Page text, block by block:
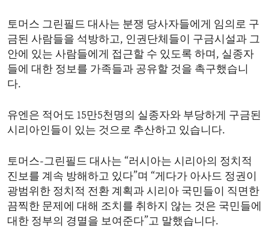
토머스 그린필드 대사는 분쟁 당사자들에게 임의로 구
금된 사람들을 석방하고, 인권단체들이 구금시설과 그
안에 있는 사람들에게 접근할 수 있도록 하며, 실종자
들에 대한 정보를 가족들과 공유할 것을 촉구했습니
다.
유엔은 적어도 15만5천명의 실종자와 부당하게 구금된
시리아인들이 있는 것으로 추산하고 있습니다.
토머스-그린필드 대사는 “러시아는 시리아의 정치적
진보를 계속 방해하고 있다”며 “게다가 아사드 정권이
광범위한 정치적 전환 계획과 시리아 국민들이 직면한
끔찍한 문제에 대해 조치를 취하지 않는 것은 국민들에
대한 정부의 경멸을 보여준다”고 말했습니다.